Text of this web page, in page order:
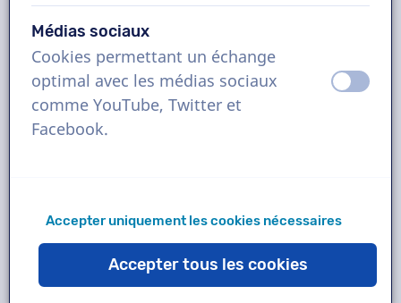
Veuillez ne pas compléter ce champ
Demandez-nous n'importe quoi !
Contactez-nous pour un enregistrement d'essai
gratuit, un devis, des questions sur notre
méthode de travail, des projets complexes ou
Médias sociaux
Cookies permettant un échange
optimal avec les médias sociaux
comme YouTube, Twitter et
Facebook.
éteint
Accepter uniquement les cookies nécessaires
Accepter tous les cookies